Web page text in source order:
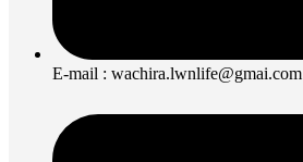
E-mail : wachira.lwnlife@gmai.com